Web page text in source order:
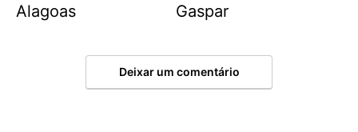
Alagoas
Gaspar
Deixar um comentário